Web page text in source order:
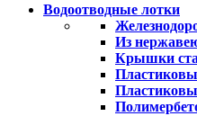
Водоотводные лотки
Из
Крышки